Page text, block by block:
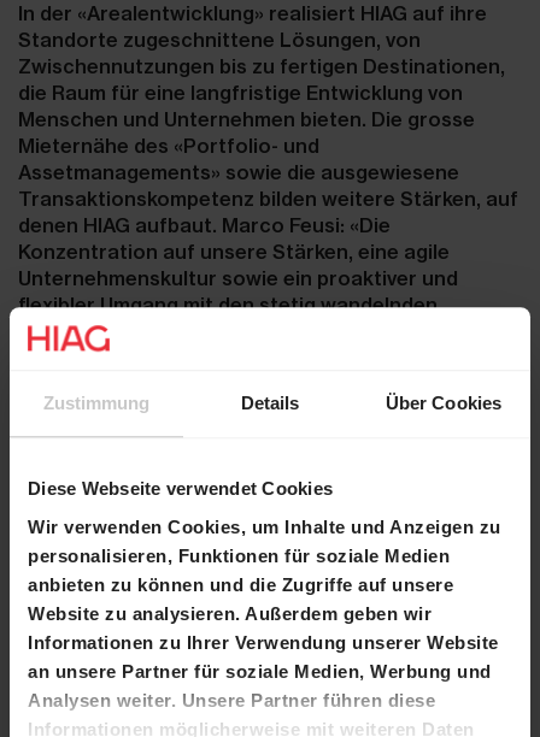
Zustimmung Details Über Cookies
Diese Webseite verwendet Cookies
Wir verwenden Cookies, um Inhalte und Anzeigen zu
personalisieren, Funktionen für soziale Medien
anbieten zu können und die Zugriffe auf unsere
Website zu analysieren. Außerdem geben wir
Informationen zu Ihrer Verwendung unserer Website
an unsere Partner für soziale Medien, Werbung und
Analysen weiter. Unsere Partner führen diese
Informationen möglicherweise mit weiteren Daten
In der «Arealentwicklung» realisiert HIAG auf ihre
Standorte zugeschnittene Lösungen, von
Zwischennutzungen bis zu fertigen Destinationen,
die Raum für eine langfristige Entwicklung von
Menschen und Unternehmen bieten. Die grosse
Mieternähe des «Portfolio- und
Assetmanagements» sowie die ausgewiesene
Transaktionskompetenz bilden weitere Stärken, auf
denen HIAG aufbaut. Marco Feusi: «Die
Konzentration auf unsere Stärken, eine agile
Unternehmenskultur sowie ein proaktiver und
flexibler Umgang mit den stetig wandelnden
Bedürfnissen und Rahmenbedingungen
gewährleisten eine profitable Entwicklung und die
Marktumfeld.»
von einem guten Ergebnis aus – vorbehältlich einer
massgeblichen Verschlechterung der
gesamtwirtschaftlichen Bedingungen. Aufgrund der
Fertigstellung vollvermieteter Bauprojekte, erneuter
Vermietungserfolge sowie teuerungsbedingter
Mietzinsanpassungen erwartet das Management
eine weitere Steigerung der Mieteinnahmen. Zudem
dürften Fortschritte in grösseren
Entwicklungsprojekten wiederum
Neubewertungsgewinne ermöglichen.